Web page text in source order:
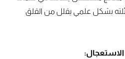
بشكل علمي يقلل من القلق